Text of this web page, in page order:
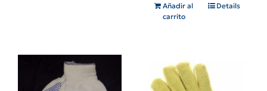
Añadir al
carrito
Details